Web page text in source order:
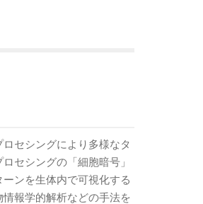
セシングにより多様なタ
セシングの「細胞暗号」
ンを生体内で可視化する
報学的解析などの手法を